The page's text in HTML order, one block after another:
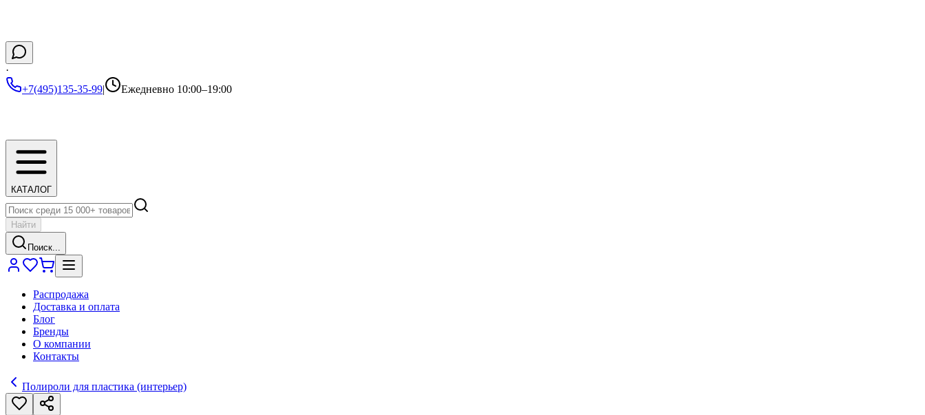
·
+7(495)135-35-99| Ежедневно 10:00–19:00
КАТАЛОГ
Найти
Поиск...
Распродажа
Доставка и оплата
Блог
Бренды
О компании
Контакты
Полироли для пластика (интерьер)